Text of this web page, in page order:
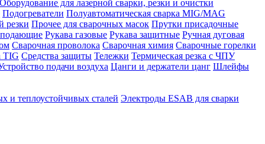
Оборудование для лазерной сварки, резки и очистки
Подогреватели Полуавтоматическая сварка MIG/MAG
резки Прочее для сварочных масок Прутки присадочные
Рукава газовые Рукава защитные Ручная дуговая
Сварочная проволока Сварочная химия Сварочные горелки
TIG Средства защиты Тележки Термическая резка с ЧПУ
подачи воздуха Цанги и держатели цанг Шлейфы
и теплоустойчивых сталей Электроды ESAB для сварки